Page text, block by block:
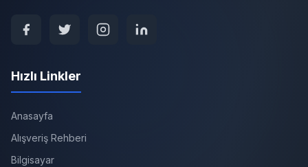
Hızlı Linkler
Anasayfa
Alışveriş Rehberi
Bilgisayar